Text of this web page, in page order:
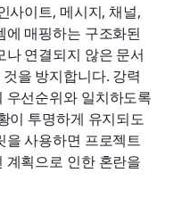
사이트, 메시지, 채널,
매핑하는 구조화된
연결되지 않은 문서
을 방지합니다. 강력
우선순위와 일치하도록
이 투명하게 유지되도
을 사용하면 프로젝트
계획으로 인한 혼란을